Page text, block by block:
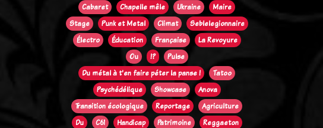
Cabaret
Chapelle mêle Ukraine
Maire
Stage
Punk et Metal Climat
Seblelegionnaire
Électro
Éducation Française
La Revoyure
Ou
!?
Pulse
Du métal à t'en faire péter la panse !
Tatoo
Psychédélique
Showcase
Anova
Transition écologique
Reportage
Agriculture
Du
C61 Handicap Patrimoine
Reggaeton